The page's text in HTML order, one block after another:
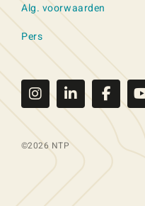
Alg. voorwaarden
Pers
©2026 NTP